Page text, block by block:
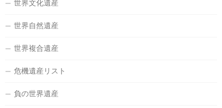
世界文化遺産
世界自然遺産
世界複合遺産
危機遺産リスト
負の世界遺産